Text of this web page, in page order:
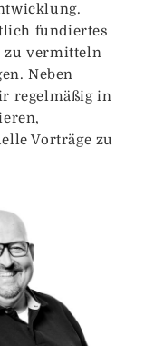
fundiertes
zu vermitteln
Neben
regelmäßig in
Vorträge zu